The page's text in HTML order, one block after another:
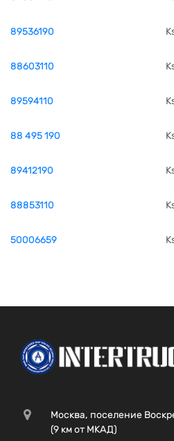
89536190
88603110
89594110
88 495 190
89412190
88853110
50006659
Москва, поселение
(9 км от МКАД)